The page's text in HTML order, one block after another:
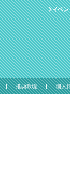
イベン
推奨環境 個人